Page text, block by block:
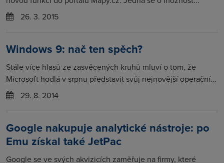
26. 3. 2015
Windows 9: nač ten spěch?
Stále více hlasů ze zasvěcených kruhů mluví o tom, že
Microsoft hodlá v srpnu představit svůj nejnovější operační...
29. 8. 2014
Google nakupuje analytické nástroje: po
Emu získal také JetPac
Google se ve svých akvizicích zaměřuje na firmy, které